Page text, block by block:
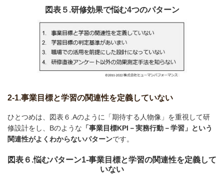
図表５.研修効果で悩む4つのパターン
2-1.事業目標と学習の関連性を定義していない
ひとつめは、図表６.Aのように「期待する人物像」を重視して研
修設計をし、Bのような 「事業目標KPI－実務行動－学習」という
関連性がよくわからないパターンです。
図表６.悩むパターン1-事業目標と学習の関連性を定義して
いない